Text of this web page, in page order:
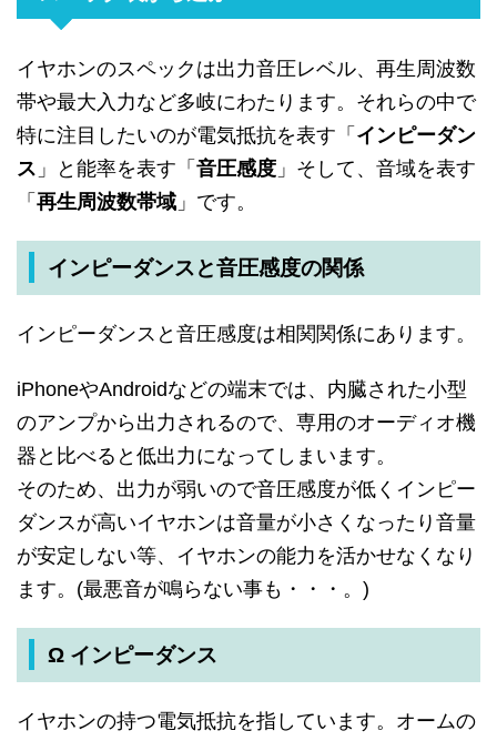
イヤホンのスペックは出力音圧レベル、再生周波数
帯や最大入力など多岐にわたります。それらの中で
特に注目したいのが電気抵抗を表す「 インピーダン
ス 」と能率を表す「 音圧感度 」そして、音域を表す
「 再生周波数帯域 」です。
インピーダンスと音圧感度の関係
インピーダンスと音圧感度は相関関係にあります。
iPhoneやAndroidなどの端末では、内臓された小型
のアンプから出力されるので、専用のオーディオ機
器と比べると低出力になってしまいます。
そのため、出力が弱いので音圧感度が低くインピー
ダンスが高いイヤホンは音量が小さくなったり音量
が安定しない等、イヤホンの能力を活かせなくなり
ます。(最悪音が鳴らない事も・・・。)
Ω インピーダンス
イヤホンの持つ電気抵抗を指しています。オームの